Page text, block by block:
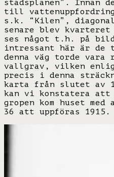
stadsplanen”. Innan
till
s.k. “Kilen”,
senare blev kvarteret
ses något t.h. på
intressant här är de
denna väg torde vara
vallgrav, vilken
precis i denna
karta från slutet av
kan vi konstatera
gropen kom huset med
36 att uppföras 1915.